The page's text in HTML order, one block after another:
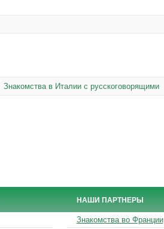
Знакомства в Италии с русскоговорящими
НАШИ ПАРТНЕРЫ
Знакомства во Франции